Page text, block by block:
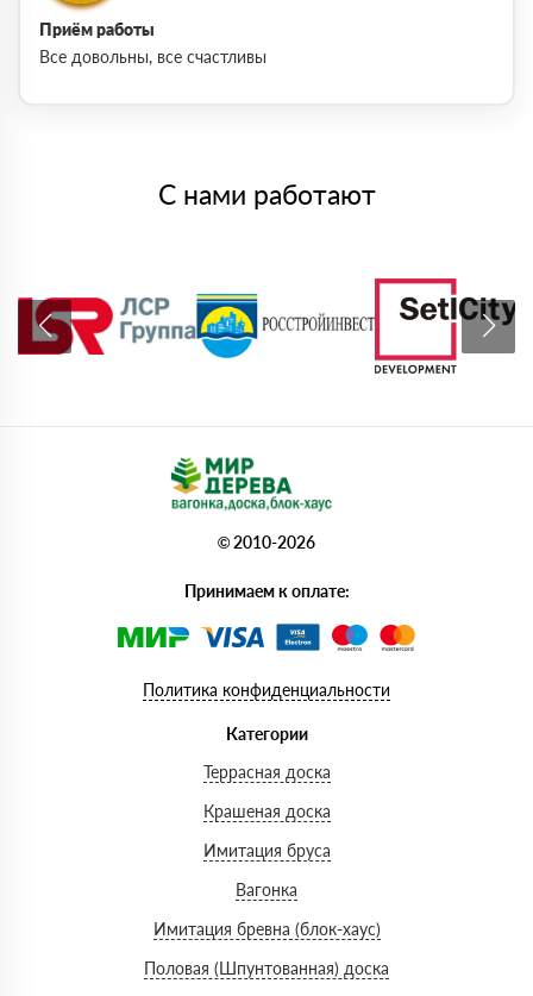
Приём работы
Все довольны, все счастливы
С нами работают
© 2010-2026
Принимаем к оплате:
Политика конфиденциальности
Категории
Террасная доска
Крашеная доска
Имитация бруса
Вагонка
Имитация бревна (блок-хаус)
Половая (Шпунтованная) доска